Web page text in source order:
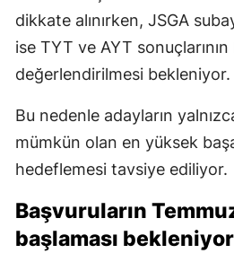
dikkate alınırken, JSGA
ise TYT ve AYT
değerlendirilmesi bekleniyor.
Bu nedenle adayların
mümkün olan en yüksek
hedeflemesi tavsiye ediliyor.
Başvuruların
başlaması bekleniyor